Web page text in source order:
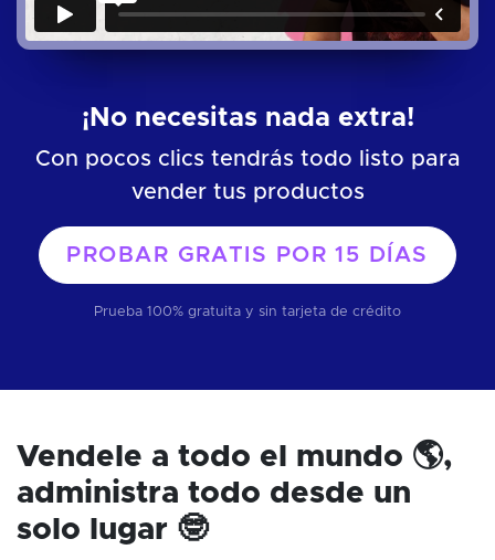
¡No necesitas nada extra!
Con pocos clics tendrás todo listo para
vender tus productos
PROBAR GRATIS POR15 DÍAS
Prueba 100% gratuita y sin tarjeta de crédito
Vendele a todo el mundo 🌎,
administra todo desde un
solo lugar 🤓